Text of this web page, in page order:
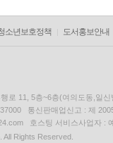
소년보호정책 도서홍보안내
로 11, 5층~6층(여의도동,일신
통신판매업신고 : 제
호스팅 서비스사업자 :
Rights Reserved.